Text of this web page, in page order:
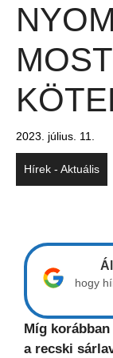
MOST
2023. július. 11.
Hírek - Aktuális
hogy
Míg
a recski